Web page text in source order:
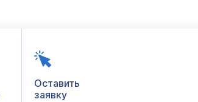
Оставить
заявку